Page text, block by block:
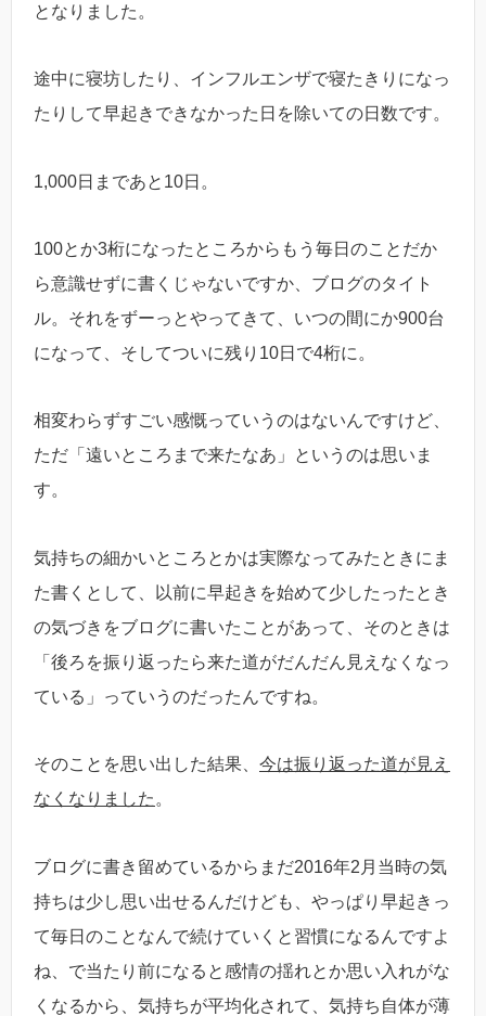
となりました。
途中に寝坊したり、インフルエンザで寝たきりになっ
たりして早起きできなかった日を除いての日数です。
1,000日まであと10日。
100とか3桁になったところからもう毎日のことだか
ら意識せずに書くじゃないですか、ブログのタイト
ル。それをずーっとやってきて、いつの間にか900台
になって、そしてついに残り10日で4桁に。
相変わらずすごい感慨っていうのはないんですけど、
ただ「遠いところまで来たなあ」というのは思いま
す。
気持ちの細かいところとかは実際なってみたときにま
た書くとして、以前に早起きを始めて少したったとき
の気づきをブログに書いたことがあって、そのときは
「後ろを振り返ったら来た道がだんだん見えなくなっ
ている」っていうのだったんですね。
そのことを思い出した結果、 今は振り返った道が見え
なくなりました 。
ブログに書き留めているからまだ2016年2月当時の気
持ちは少し思い出せるんだけども、やっぱり早起きっ
て毎日のことなんで続けていくと習慣になるんですよ
ね、で当たり前になると感情の揺れとか思い入れがな
くなるから、気持ちが平均化されて、気持ち自体が薄